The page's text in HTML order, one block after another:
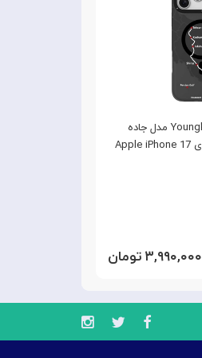
قاب برند یانگ کیت Youngkit مدل جاده
ایران آیفون مناسب برای Apple iPhone 17
۳,۹۹۰,۰۰۰ تومان